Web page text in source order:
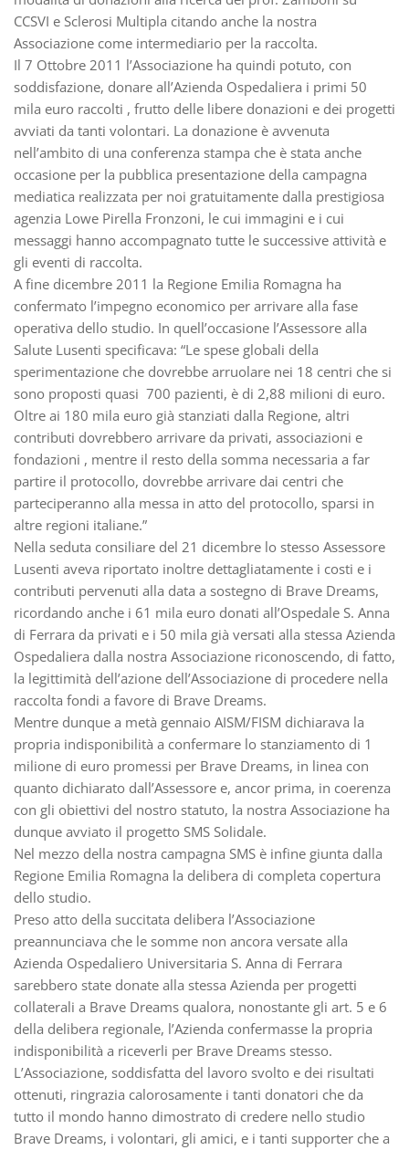
CCSVI e Sclerosi Multipla citando anche la nostra
Associazione come intermediario per la raccolta.
Il 7 Ottobre 2011 l’Associazione ha quindi potuto, con
soddisfazione, donare all’Azienda Ospedaliera i primi 50
mila euro raccolti , frutto delle libere donazioni e dei progetti
avviati da tanti volontari. La donazione è avvenuta
nell’ambito di una conferenza stampa che è stata anche
occasione per la pubblica presentazione della campagna
mediatica realizzata per noi gratuitamente dalla prestigiosa
agenzia Lowe Pirella Fronzoni, le cui immagini e i cui
messaggi hanno accompagnato tutte le successive attività e
gli eventi di raccolta.
A fine dicembre 2011 la Regione Emilia Romagna ha
confermato l’impegno economico per arrivare alla fase
operativa dello studio. In quell’occasione l’Assessore alla
Salute Lusenti specificava: “Le spese globali della
sperimentazione che dovrebbe arruolare nei 18 centri che si
sono proposti quasi 700 pazienti, è di 2,88 milioni di euro.
Oltre ai 180 mila euro già stanziati dalla Regione, altri
contributi dovrebbero arrivare da privati, associazioni e
fondazioni , mentre il resto della somma necessaria a far
partire il protocollo, dovrebbe arrivare dai centri che
parteciperanno alla messa in atto del protocollo, sparsi in
altre regioni italiane.”
Nella seduta consiliare del 21 dicembre lo stesso Assessore
Lusenti aveva riportato inoltre dettagliatamente i costi e i
contributi pervenuti alla data a sostegno di Brave Dreams,
ricordando anche i 61 mila euro donati all’Ospedale S. Anna
di Ferrara da privati e i 50 mila già versati alla stessa Azienda
Ospedaliera dalla nostra Associazione riconoscendo, di fatto,
la legittimità dell’azione dell’Associazione di procedere nella
raccolta fondi a favore di Brave Dreams.
Mentre dunque a metà gennaio AISM/FISM dichiarava la
propria indisponibilità a confermare lo stanziamento di 1
milione di euro promessi per Brave Dreams, in linea con
quanto dichiarato dall’Assessore e, ancor prima, in coerenza
con gli obiettivi del nostro statuto, la nostra Associazione ha
dunque avviato il progetto SMS Solidale.
Nel mezzo della nostra campagna SMS è infine giunta dalla
Regione Emilia Romagna la delibera di completa copertura
dello studio.
Preso atto della succitata delibera l’Associazione
preannunciava che le somme non ancora versate alla
Azienda Ospedaliero Universitaria S. Anna di Ferrara
sarebbero state donate alla stessa Azienda per progetti
collaterali a Brave Dreams qualora, nonostante gli art. 5 e 6
della delibera regionale, l’Azienda confermasse la propria
indisponibilità a riceverli per Brave Dreams stesso.
L’Associazione, soddisfatta del lavoro svolto e dei risultati
ottenuti, ringrazia calorosamente i tanti donatori che da
tutto il mondo hanno dimostrato di credere nello studio
Brave Dreams, i volontari, gli amici, e i tanti supporter che a